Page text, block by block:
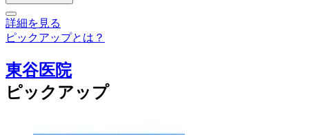
詳細を見る
ピックアップとは？
東谷医院
ピックアップ